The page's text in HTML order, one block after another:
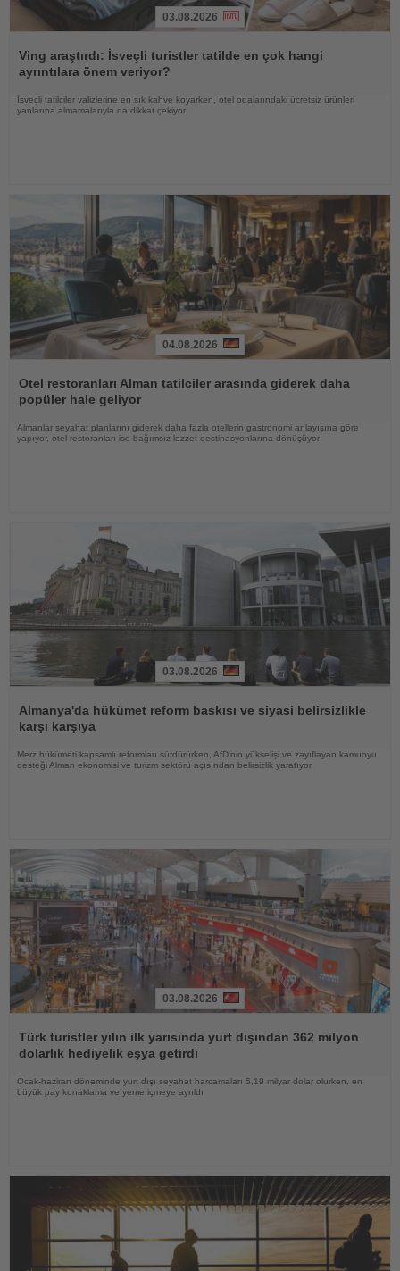
Oku
03.08.2026
Ving araştırdı: İsveçli turistler tatilde en çok hangi
ayrıntılara önem veriyor?
İsveçli tatilciler valizlerine en sık kahve koyarken, otel odalarındaki ücretsiz ürünleri
yanlarına almamalarıyla da dikkat çekiyor
Oku
04.08.2026
Otel restoranları Alman tatilciler arasında giderek daha
popüler hale geliyor
Almanlar seyahat planlarını giderek daha fazla otellerin gastronomi anlayışına göre
yapıyor, otel restoranları ise bağımsız lezzet destinasyonlarına dönüşüyor
Oku
03.08.2026
Almanya'da hükümet reform baskısı ve siyasi belirsizlikle
karşı karşıya
Merz hükümeti kapsamlı reformları sürdürürken, AfD'nin yükselişi ve zayıflayan kamuoyu
desteği Alman ekonomisi ve turizm sektörü açısından belirsizlik yaratıyor
Oku
03.08.2026
Türk turistler yılın ilk yarısında yurt dışından 362 milyon
dolarlık hediyelik eşya getirdi
Ocak-haziran döneminde yurt dışı seyahat harcamaları 5,19 milyar dolar olurken, en
büyük pay konaklama ve yeme içmeye ayrıldı